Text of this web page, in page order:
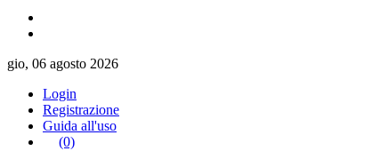
gio, 06 agosto 2026
Login
Registrazione
Guida all'uso
(0)